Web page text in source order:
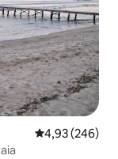
Classificação
4,93 (246)